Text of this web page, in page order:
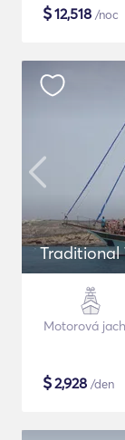
$12,518 /noc
Motorová
$2,928 /den